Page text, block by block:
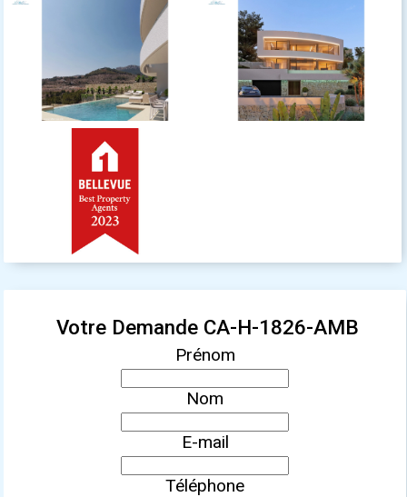
Votre Demande CA-H-1826-AMB
Prénom
Nom
E-mail
Téléphone